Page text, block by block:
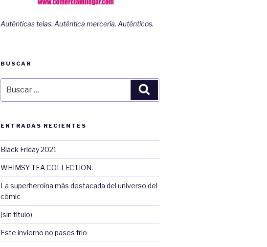
Auténticas telas. Auténtica mercería. Auténticos.
BUSCAR
por:
ENTRADAS RECIENTES
Black Friday 2021
WHIMSY TEA COLLECTION.
La superheroína más destacada del universo del
cómic
(sin título)
Este invierno no pases frio